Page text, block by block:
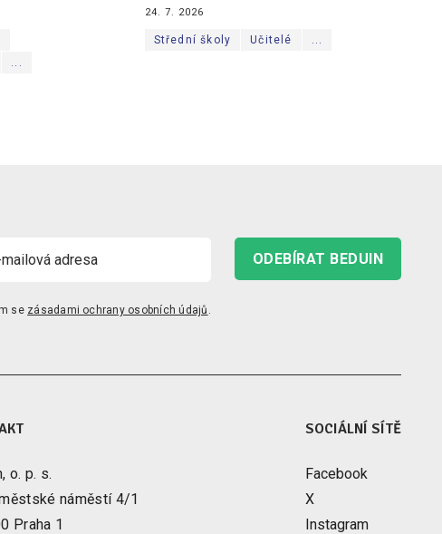
...
24. 7. 2026
Střední školy Učitelé ...
se zásadami ochrany osobních údajů .
ODEBÍRAT BEDUIN
o. p. s.
náměstí 4/1
Praha 1
SOCIÁLNÍ SÍTĚ
Facebook
X
Instagram